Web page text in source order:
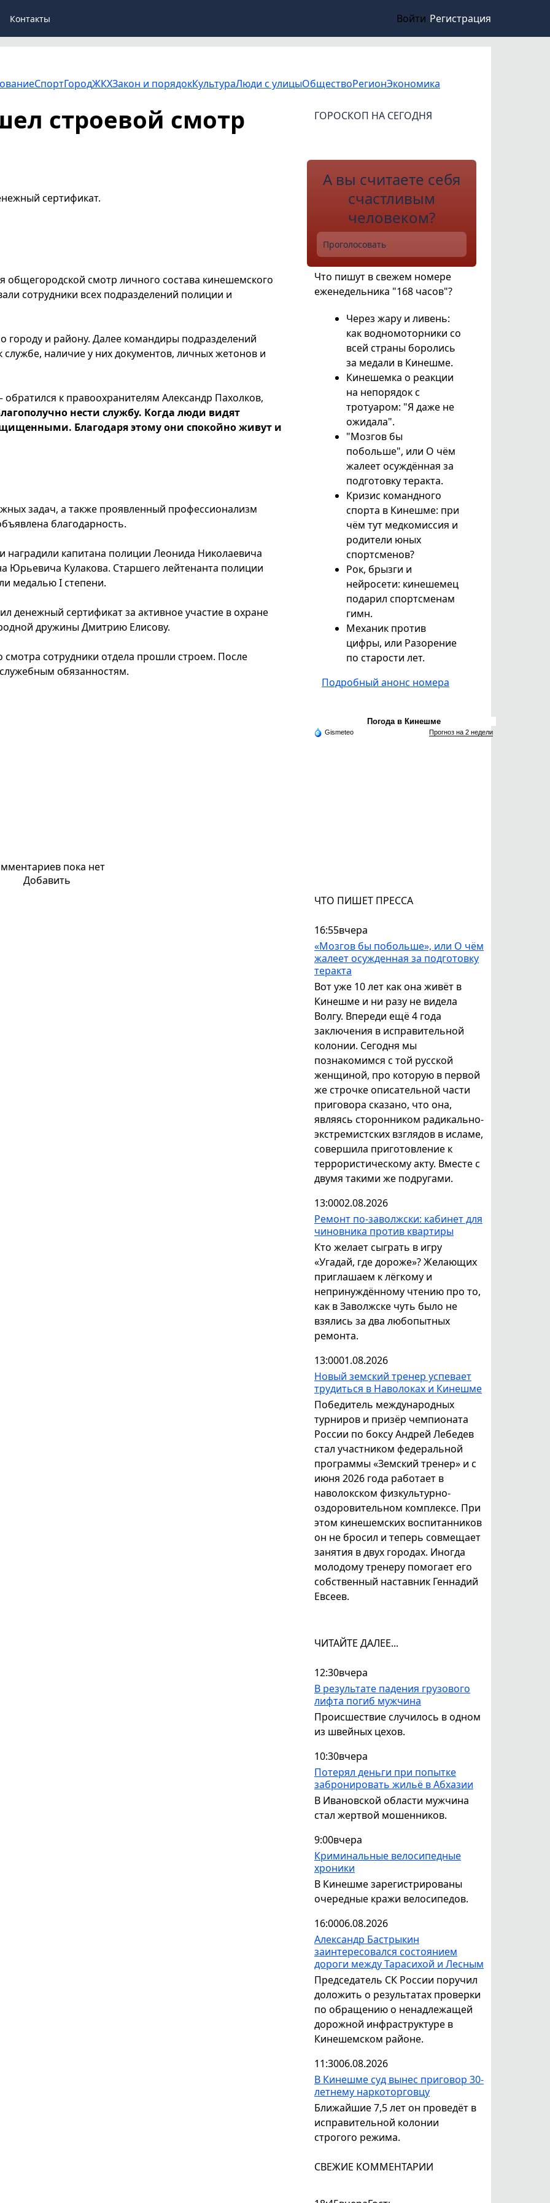
Контакты Войти Регистрация
СпортГородЖКХЗакон и порядокКультураЛюди с улицыОбществоРегионЭкономика
ЧТО ПИШЕТ ПРЕССА
16:55вчера
«Мозгов бы побольше», или О чём
жалеет осужденная за подготовку
теракта
Вот уже 10 лет как она живёт в
Кинешме и ни разу не видела
Волгу. Впереди ещё 4 года
заключения в исправительной
колонии. Сегодня мы
познакомимся с той русской
женщиной, про которую в первой
же строчке описательной части
приговора сказано, что она,
являясь сторонником радикально-
экстремистских взглядов в исламе,
совершила приготовление к
террористическому акту. Вместе с
двумя такими же подругами.
13:0002.08.2026
Ремонт по-заволжски: кабинет для
чиновника против квартиры
Кто желает сыграть в игру
«Угадай, где дороже»? Желающих
приглашаем к лёгкому и
непринуждённому чтению про то,
как в Заволжске чуть было не
взялись за два любопытных
ремонта.
13:0001.08.2026
Новый земский тренер успевает
трудиться в Наволоках и Кинешме
Победитель международных
турниров и призёр чемпионата
России по боксу Андрей Лебедев
стал участником федеральной
программы «Земский тренер» и с
июня 2026 года работает в
наволокском физкультурно-
оздоровительном комплексе. При
этом кинешемских воспитанников
он не бросил и теперь совмещает
занятия в двух городах. Иногда
молодому тренеру помогает его
собственный наставник Геннадий
Евсеев.
ЧИТАЙТЕ ДАЛЕЕ...
12:30вчера
В результате падения грузового
лифта погиб мужчина
Происшествие случилось в одном
из швейных цехов.
10:30вчера
Потерял деньги при попытке
забронировать жильё в Абхазии
В Ивановской области мужчина
стал жертвой мошенников.
9:00вчера
Криминальные велосипедные
хроники
В Кинешме зарегистрированы
очередные кражи велосипедов.
16:0006.08.2026
Александр Бастрыкин
заинтересовался состоянием
дороги между Тарасихой и Лесным
Председатель СК России поручил
доложить о результатах проверки
по обращению о ненадлежащей
дорожной инфраструктуре в
Кинешемском районе.
11:3006.08.2026
В Кинешме суд вынес приговор 30-
летнему наркоторговцу
Ближайшие 7,5 лет он проведёт в
исправительной колонии
строгого режима.
СВЕЖИЕ КОММЕНТАРИИ
строевой смотр
сертификат.
общегородской смотр личного состава кинешемского
сотрудники всех подразделений полиции и
городу и району. Далее командиры подразделений
наличие у них документов, личных жетонов и
к правоохранителям Александр Пахолков,
нести службу. Когда люди видят
Благодаря этому они спокойно живут и
задач, а также проявленный профессионализм
благодарность.
наградили капитана полиции Леонида Николаевича
Кулакова. Старшего лейтенанта полиции
медалью I степени.
денежный сертификат за активное участие в охране
дружины Дмитрию Елисову.
сотрудники отдела прошли строем. После
обязанностям.
пока нет
Добавить
ГОРОСКОП НА СЕГОДНЯ
А вы считаете себя
счастливым
человеком?
Проголосовать
Что пишут в свежем номере
еженедельника "168 часов"?
Через жару и ливень:
как водномоторники со
всей страны боролись
за медали в Кинешме.
Кинешемка о реакции
на непорядок с
тротуаром: "Я даже не
ожидала".
"Мозгов бы
побольше", или О чём
жалеет осуждённая за
подготовку теракта.
Кризис командного
спорта в Кинешме: при
чём тут медкомиссия и
родители юных
спортсменов?
Рок, брызги и
нейросети: кинешемец
подарил спортсменам
гимн.
Механик против
цифры, или Разорение
по старости лет.
Подробный анонс номера
Погода в Кинешме
Gismeteo Прогноз на 2 недели